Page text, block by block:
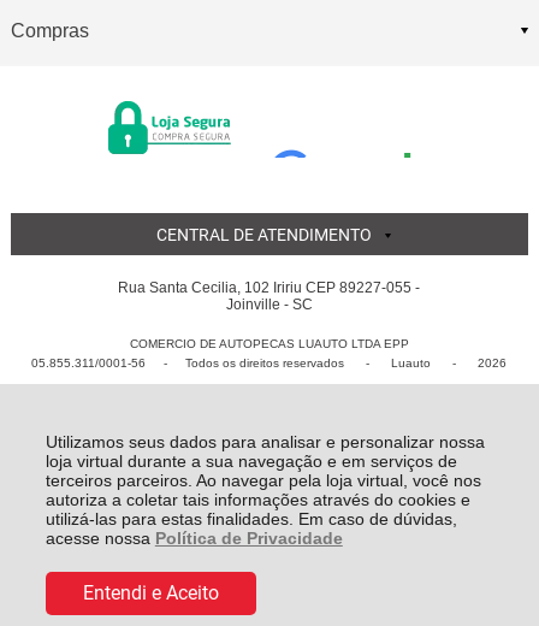
Utilizamos seus dados para analisar e personalizar nossa
loja virtual durante a sua navegação e em serviços de
terceiros parceiros. Ao navegar pela loja virtual, você nos
autoriza a coletar tais informações através do cookies e
utilizá-las para estas finalidades. Em caso de dúvidas,
acesse nossa Política de Privacidade
Entendi e Aceito
Compras
CENTRAL DE ATENDIMENTO
Rua Santa Cecilia, 102 Iririu CEP 89227-055 -
Joinville - SC
COMERCIO DE AUTOPECAS LUAUTO LTDA EPP
05.855.311/0001-56 - Todos os direitos reservados
- Luauto - 2026